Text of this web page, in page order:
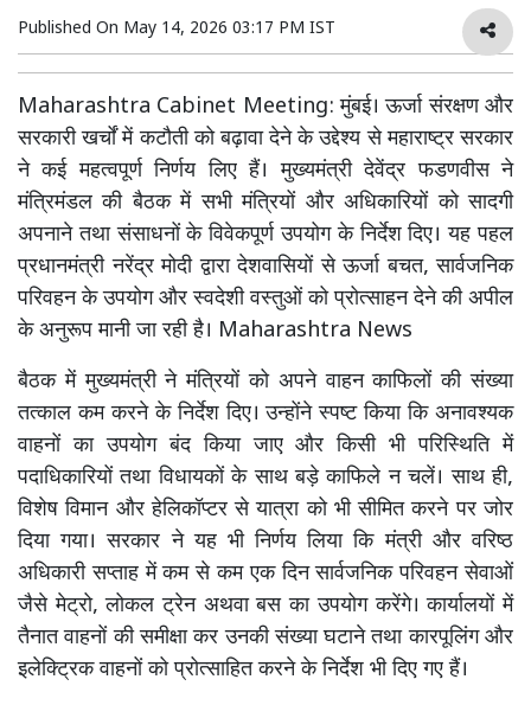
Published On May 14, 2026 03:17 PM IST
Maharashtra Cabinet Meeting: मुंबई। ऊर्जा संरक्षण और
सरकारी खर्चों में कटौती को बढ़ावा देने के उद्देश्य से महाराष्ट्र सरकार
ने कई महत्वपूर्ण निर्णय लिए हैं। मुख्यमंत्री देवेंद्र फडणवीस ने
मंत्रिमंडल की बैठक में सभी मंत्रियों और अधिकारियों को सादगी
अपनाने तथा संसाधनों के विवेकपूर्ण उपयोग के निर्देश दिए। यह पहल
प्रधानमंत्री नरेंद्र मोदी द्वारा देशवासियों से ऊर्जा बचत, सार्वजनिक
परिवहन के उपयोग और स्वदेशी वस्तुओं को प्रोत्साहन देने की अपील
के अनुरूप मानी जा रही है। Maharashtra News
बैठक में मुख्यमंत्री ने मंत्रियों को अपने वाहन काफिलों की संख्या
तत्काल कम करने के निर्देश दिए। उन्होंने स्पष्ट किया कि अनावश्यक
वाहनों का उपयोग बंद किया जाए और किसी भी परिस्थिति में
पदाधिकारियों तथा विधायकों के साथ बड़े काफिले न चलें। साथ ही,
विशेष विमान और हेलिकॉप्टर से यात्रा को भी सीमित करने पर जोर
दिया गया। सरकार ने यह भी निर्णय लिया कि मंत्री और वरिष्ठ
अधिकारी सप्ताह में कम से कम एक दिन सार्वजनिक परिवहन सेवाओं
जैसे मेट्रो, लोकल ट्रेन अथवा बस का उपयोग करेंगे। कार्यालयों में
तैनात वाहनों की समीक्षा कर उनकी संख्या घटाने तथा कारपूलिंग और
इलेक्ट्रिक वाहनों को प्रोत्साहित करने के निर्देश भी दिए गए हैं।